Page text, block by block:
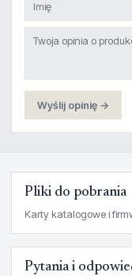
Wyślij opinię →
Pliki do pobrania
Karty katalogowe i
Pytania i